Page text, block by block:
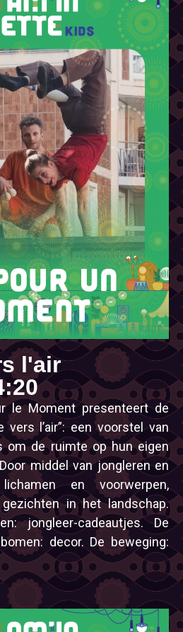
l'air
le Moment presenteert de
vers l’air”: een voorstel van
om de ruimte op hun eigen
middel van jongleren en
en voorwerpen,
in het landschap.
jongleer-cadeautjes. De
decor. De beweging: